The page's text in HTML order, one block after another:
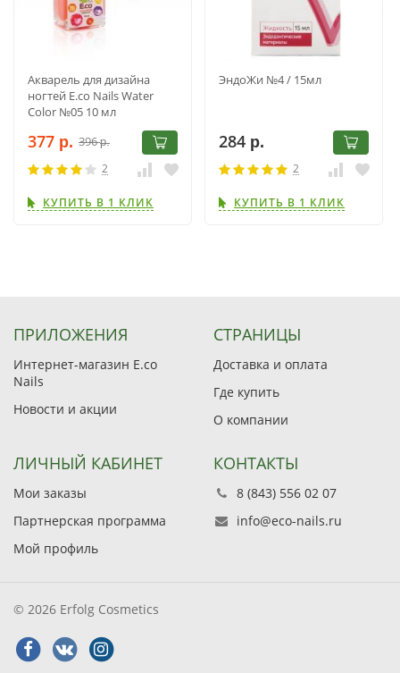
Акварель для дизайна
ногтей E.co Nails Water
Color №05 10 мл
377 р. 396р.
2
КУПИТЬ В 1 КЛИК
ЭндоЖи №4 / 15мл
284 р.
2
КУПИТЬ В 1 КЛИК
ПРИЛОЖЕНИЯ
Интернет-магазин E.co
Nails
Новости и акции
СТРАНИЦЫ
Доставка и оплата
Где купить
О компании
ЛИЧНЫЙ КАБИНЕТ
Мои заказы
Партнерская программа
Мой профиль
КОНТАКТЫ
8 (843) 556 02 07
info@eco-nails.ru
© 2026 Erfolg Cosmetics